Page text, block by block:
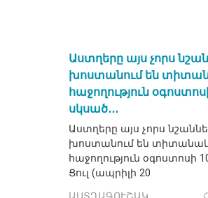
Աստղերը այս չորս
խոստանում են
հաջողություն
սկսած․․․
Աստղերը այս չորս
խոստանում են
հաջողություն օգոստոսի
Ցուլ (ապրիլի 20